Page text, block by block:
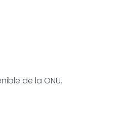
de la ONU.